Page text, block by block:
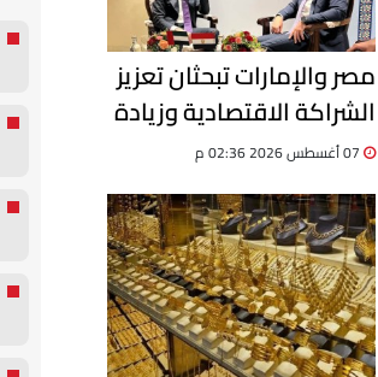
مصر والإمارات تبحثان تعزيز
الشراكة الاقتصادية وزيادة
الاستثمارات والتبادل
التجاري
07 أغسطس 2026 02:36 م